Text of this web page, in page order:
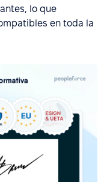
lo que
en toda la